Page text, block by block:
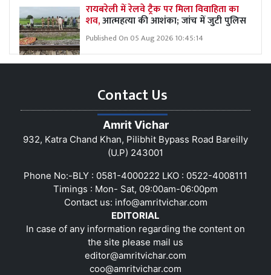
रायबरेली में रेलवे ट्रैक पर मिला विवाहिता का
शव,आत्महत्या की आशंका; जांच में जुटी पुलिस
Published On 05 Aug 2026 10:45:14
Contact Us
Amrit Vichar
932, Katra Chand Khan, Pilibhit Bypass Road Bareilly
(U.P) 243001
Phone No:-BLY : 0581-4000222 LKO : 0522-4008111
Timings : Mon- Sat, 09:00am-06:00pm
Contact us: info@amritvichar.com
EDITORIAL
In case of any information regarding the content on
the site please mail us
editor@amritvichar.com
coo@amritvichar.com